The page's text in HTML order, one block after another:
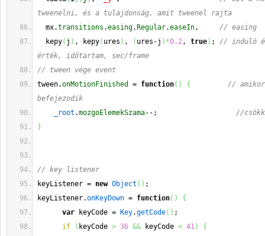
tweenelni, és a tulajdonság, amit tweenel rajta
mx.transitions .easing. Regular.easeIn, // easing
kepy( j ) , kepy( ures ) , ( ures-j ) *0.2, true) ; // induló
érték, időtartam, sec/frame
// tween vége event
tween.onMotionFinished = function( ) {
//
befejezodik
_root .mozgoElemekSzama--; //
}
// key listener
keyListener = new Object ( ) ;
keyListener.onKeyDown = function( )
{
var keyCode = Key.getCode( ) ;
if
( keyCode > 36 && keyCode < 41)
{